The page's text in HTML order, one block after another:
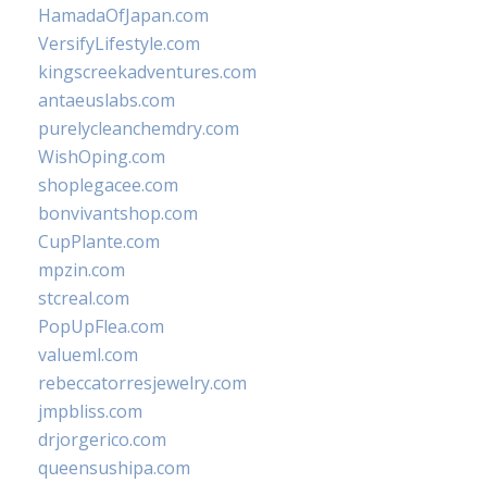
HamadaOfJapan.com
VersifyLifestyle.com
kingscreekadventures.com
antaeuslabs.com
purelycleanchemdry.com
WishOping.com
shoplegacee.com
bonvivantshop.com
CupPlante.com
mpzin.com
stcreal.com
PopUpFlea.com
valueml.com
rebeccatorresjewelry.com
jmpbliss.com
drjorgerico.com
queensushipa.com